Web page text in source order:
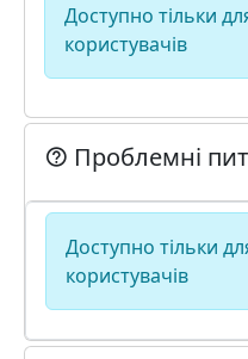
Доступно тільки
користувачів
Проблемні
Доступно тільки
користувачів